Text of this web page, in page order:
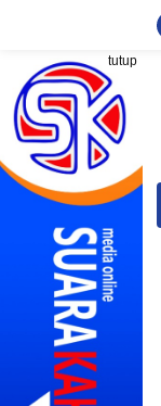
Langsung
konten
tutup